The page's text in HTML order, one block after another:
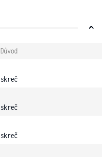
Důvod
skreč
skreč
skreč